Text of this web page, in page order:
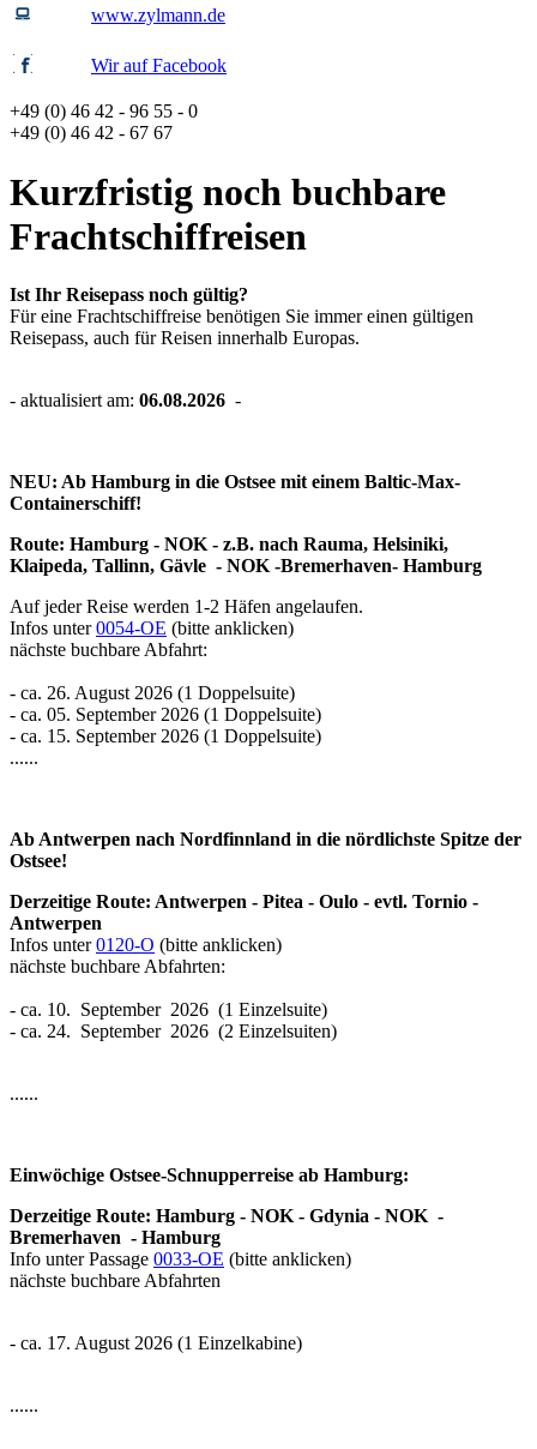
www.zylmann.de
Wir auf Facebook
+49 (0) 46 42 - 96 55 - 0
+49 (0) 46 42 - 67 67
Kurzfristig noch buchbare
Frachtschiffreisen
Ist Ihr Reisepass noch gültig?
Für eine Frachtschiffreise benötigen Sie immer einen gültigen
Reisepass, auch für Reisen innerhalb Europas.
- aktualisiert am: 06.08.2026 -
NEU: Ab Hamburg in die Ostsee mit einem Baltic-Max-
Containerschiff!
Route: Hamburg - NOK - z.B. nach Rauma, Helsiniki,
Klaipeda, Tallinn, Gävle - NOK -Bremerhaven- Hamburg
Auf jeder Reise werden 1-2 Häfen angelaufen.
Infos unter0054-OE (bitte anklicken)
nächste buchbare Abfahrt:
- ca. 26. August 2026 (1 Doppelsuite)
- ca. 05. September 2026 (1 Doppelsuite)
- ca. 15. September 2026 (1 Doppelsuite)
......
Ab Antwerpen nach Nordfinnland in die nördlichste Spitze der
Ostsee!
Derzeitige Route: Antwerpen - Pitea - Oulo - evtl. Tornio -
Antwerpen
Infos unter0120-O (bitte anklicken)
nächste buchbare Abfahrten:
- ca. 10. September 2026 (1 Einzelsuite)
- ca. 24. September 2026 (2 Einzelsuiten)
......
Einwöchige Ostsee-Schnupperreise ab Hamburg:
Derzeitige Route: Hamburg - NOK - Gdynia - NOK -
Bremerhaven - Hamburg
Info unter Passage 0033-OE (bitte anklicken)
nächste buchbare Abfahrten
- ca. 17. August 2026 (1 Einzelkabine)
......